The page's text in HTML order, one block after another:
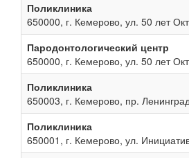
Поликлиника
650000, г. Кемерово, ул. 50 лет
Пародонтологический центр
650000, г. Кемерово, ул. 50 лет
Поликлиника
650003, г. Кемерово, пр.
Поликлиника
650001, г. Кемерово, ул.